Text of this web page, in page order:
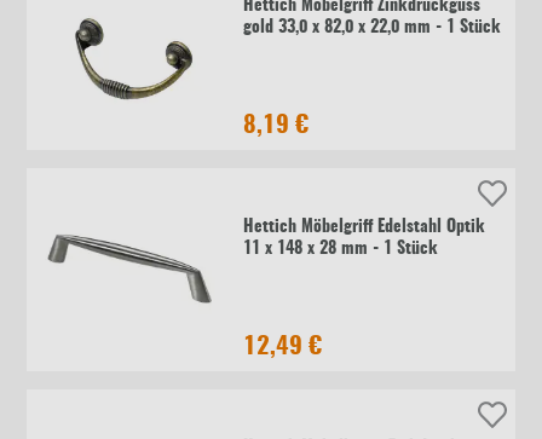
Hettich Möbelgriff Zinkdruckguss
gold 33,0 x 82,0 x 22,0 mm - 1 Stück
8,19 €
Hettich Möbelgriff Edelstahl Optik
11 x 148 x 28 mm - 1 Stück
12,49 €